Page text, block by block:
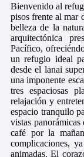
Bienvenido al
pisos frente al mar
belleza de la
arquitectónica
Pacífico,
un refugio ideal
desde el lanai
una imponente
tres espaciosas
relajación y
espacio tranquilo
vistas
café por la
complicaciones,
animadas. El